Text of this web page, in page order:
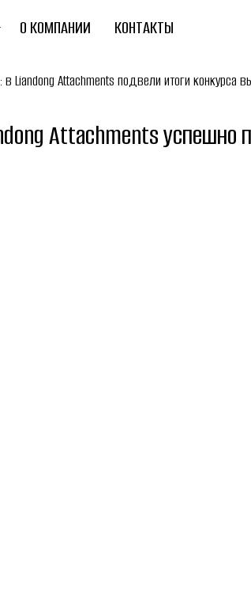
О КОМПАНИИ КОНТАКТЫ
в Liandong Attachments подвели итоги
Attachments успешно